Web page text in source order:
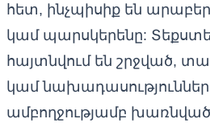
հետ, ինչպիսիք են
կամ պարսկերենը:
հայտնվում են շրջված,
կամ
ամբողջությամբ